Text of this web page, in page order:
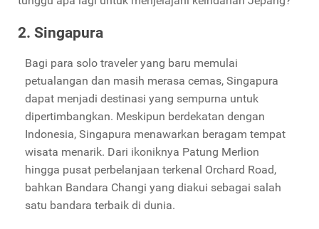
2. Singapura
Bagi para solo traveler yang baru memulai
petualangan dan masih merasa cemas, Singapura
dapat menjadi destinasi yang sempurna untuk
dipertimbangkan. Meskipun berdekatan dengan
Indonesia, Singapura menawarkan beragam tempat
wisata menarik. Dari ikoniknya Patung Merlion
hingga pusat perbelanjaan terkenal Orchard Road,
bahkan Bandara Changi yang diakui sebagai salah
satu bandara terbaik di dunia.